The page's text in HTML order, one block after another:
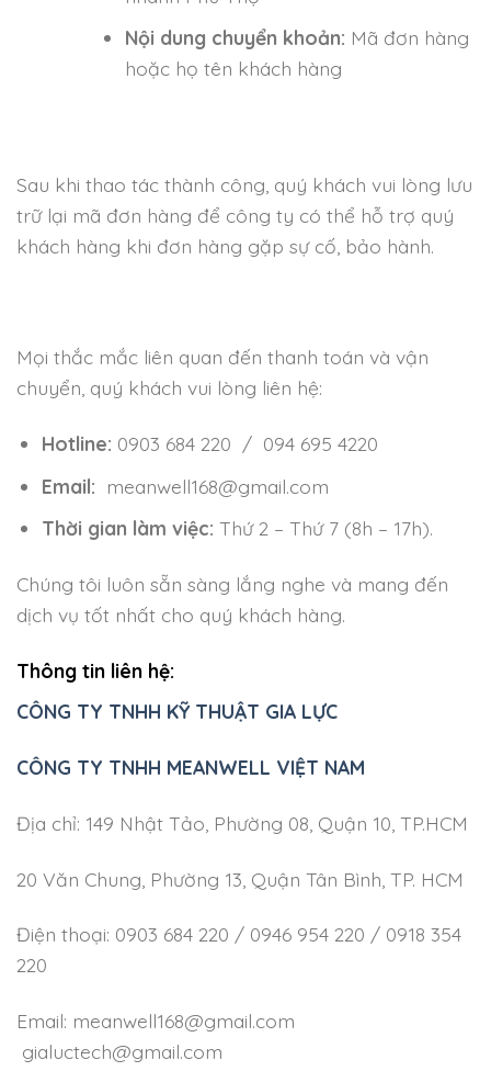
Nội dung chuyển khoản: Mã đơn hàng
hoặc họ tên khách hàng
Sau khi thao tác thành công, quý khách vui lòng lưu
trữ lại mã đơn hàng để công ty có thể hỗ trợ quý
khách hàng khi đơn hàng gặp sự cố, bảo hành.
Mọi thắc mắc liên quan đến thanh toán và vận
chuyển, quý khách vui lòng liên hệ:
Hotline: 0903 684 220 / 094 695 4220
Email: meanwell168@gmail.com
Thời gian làm việc: Thứ 2 – Thứ 7 (8h – 17h).
Chúng tôi luôn sẵn sàng lắng nghe và mang đến
dịch vụ tốt nhất cho quý khách hàng.
Thông tin liên hệ:
CÔNG TY TNHH KỸ THUẬT GIA LỰC
CÔNG TY TNHH MEANWELL VIỆT NAM
Địa chỉ: 149 Nhật Tảo, Phường 08, Quận 10, TP.HCM
20 Văn Chung, Phường 13, Quận Tân Bình, TP. HCM
Điện thoại: 0903 684 220 / 0946 954 220 / 0918 354
220
Email: meanwell168@gmail.com
gialuctech@gmail.com